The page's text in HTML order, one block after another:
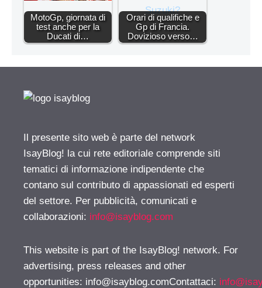
MotoGp, giornata di
test anche per la
Ducati di…
Orari di qualifiche e
Gp di Francia.
Dovizioso verso…
Il presente sito web è parte del network
IsayBlog! la cui rete editoriale comprende siti
tematici di informazione indipendente che
contano sul contributo di appassionati ed esperti
del settore. Per pubblicità, comunicati e
collaborazioni: info@isayblog.com
This website is part of the IsayBlog! network. For
advertising, press releases and other
opportunities: info@isayblog.comContattaci: